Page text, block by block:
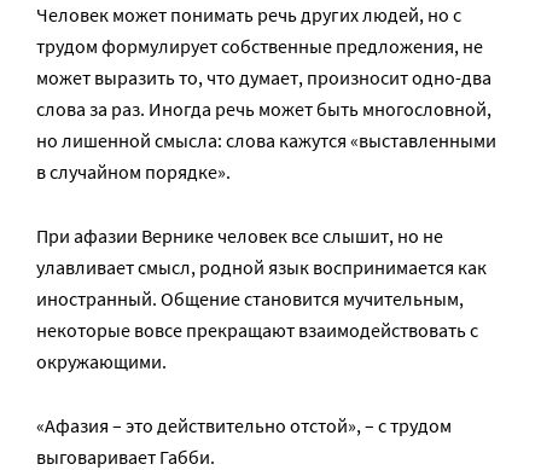
Человек может понимать речь других людей, но с
трудом формулирует собственные предложения, не
может выразить то, что думает, произносит одно-два
слова за раз. Иногда речь может быть многословной,
но лишенной смысла: слова кажутся «выставленными
в случайном порядке».
При афазии Вернике человек все слышит, но не
улавливает смысл, родной язык воспринимается как
иностранный. Общение становится мучительным,
некоторые вовсе прекращают взаимодействовать с
окружающими.
«Афазия – это действительно отстой», – с трудом
выговаривает Габби.